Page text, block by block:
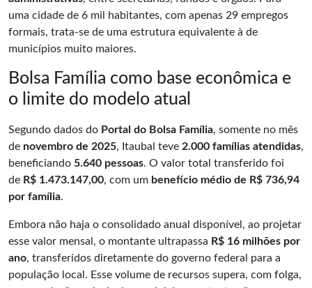
uma cidade de 6 mil habitantes, com apenas 29 empregos
formais, trata-se de uma estrutura equivalente à de
municípios muito maiores.
Bolsa Família como base econômica e
o limite do modelo atual
Segundo dados do Portal do Bolsa Família, somente no mês
de novembro de 2025, Itaubal teve 2.000 famílias atendidas,
beneficiando 5.640 pessoas. O valor total transferido foi
de R$ 1.473.147,00, com um benefício médio de R$ 736,94
por família.
Embora não haja o consolidado anual disponível, ao projetar
esse valor mensal, o montante ultrapassa R$ 16 milhões por
ano, transferidos diretamente do governo federal para a
população local. Esse volume de recursos supera, com folga,